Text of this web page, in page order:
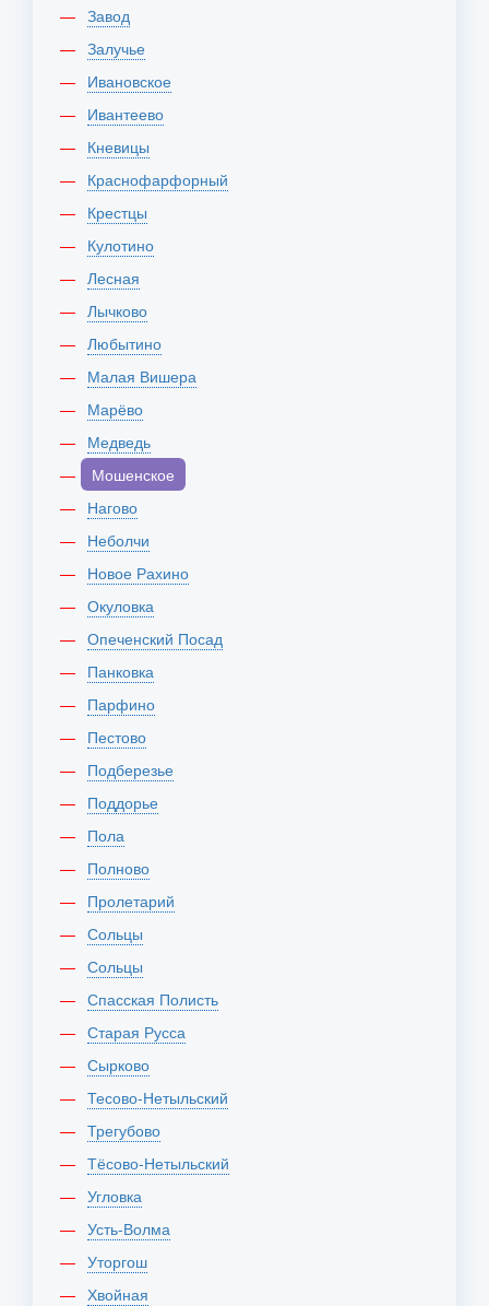
Завод
Залучье
Ивановское
Ивантеево
Кневицы
Краснофарфорный
Крестцы
Кулотино
Лесная
Лычково
Любытино
Малая Вишера
Марёво
Медведь
Мошенское
Нагово
Неболчи
Новое Рахино
Окуловка
Опеченский Посад
Панковка
Парфино
Пестово
Подберезье
Поддорье
Пола
Полново
Пролетарий
Сольцы
Сольцы
Спасская Полисть
Старая Русса
Сырково
Тесово-Нетыльский
Трегубово
Тёсово-Нетыльский
Угловка
Усть-Волма
Уторгош
Хвойная